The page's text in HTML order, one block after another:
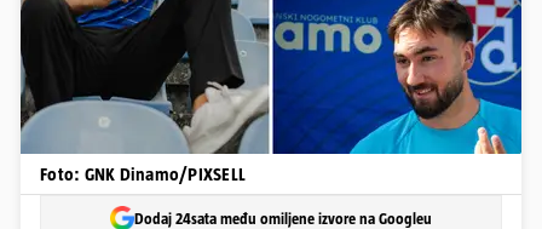
Foto: GNK Dinamo/PIXSELL
Dodaj 24sata među omiljene izvore na Googleu